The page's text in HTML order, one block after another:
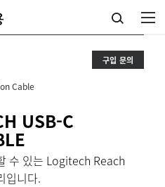
구입 문의
Cable
USB-C
수 있는 Logitech Reach
입니다.